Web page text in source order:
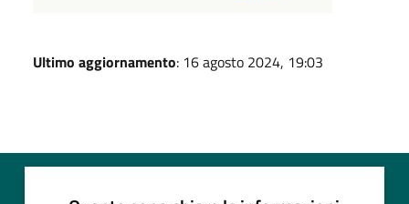
Ultimo aggiornamento: 16 agosto 2024, 19:03